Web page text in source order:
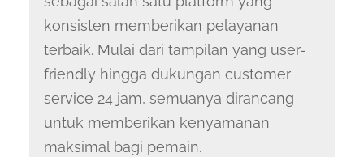
konsisten memberikan pelayanan
terbaik. Mulai dari tampilan yang user-
friendly hingga dukungan customer
service 24 jam, semuanya dirancang
untuk memberikan kenyamanan
maksimal bagi pemain.